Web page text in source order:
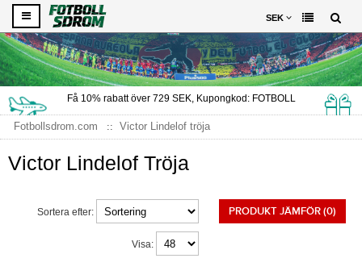
SEK
Få 10%rabatt över 729SEK, Kupongkod: FOTBOLL
Fotbollsdrom.com Victor Lindelof tröja
Victor Lindelof Tröja
PRODUKT JÄMFÖR (0)
Sortera efter:
Visa: